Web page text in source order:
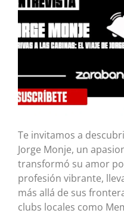
Te invitamos a
Jorge Monje, un
transformó su amor
profesión vibrante,
más allá de sus
clubs locales como